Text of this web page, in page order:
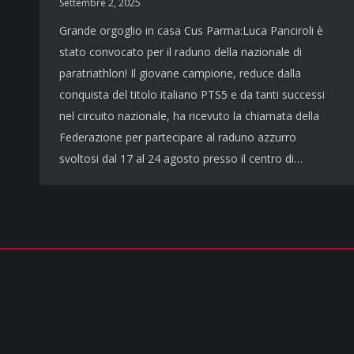
Settembre 2, 2025
Grande orgoglio in casa Cus Parma:Luca Panciroli è
stato convocato per il raduno della nazionale di
paratriathlon! Il giovane campione, reduce dalla
conquista del titolo italiano PTS5 e da tanti successi
nel circuito nazionale, ha ricevuto la chiamata della
Federazione per partecipare al raduno azzurro
svoltosi dal 17 al 24 agosto presso il centro di…